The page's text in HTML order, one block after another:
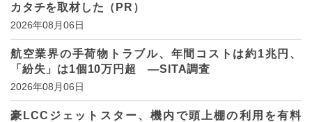
カタチを取材した（PR）
2026年08月06日
航空業界の手荷物トラブル、年間コストは約1兆円、
「紛失」は1個10万円超 ―SITA調査
2026年08月06日
豪LCCジェットスター、機内で頭上棚の利用を有料